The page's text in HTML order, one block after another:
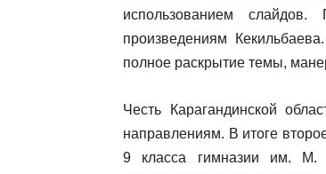
использованием
произведениям
полное раскрытие темы,
Честь Карагандинской
направлениям. В итоге
9 класса гимназии им. М.